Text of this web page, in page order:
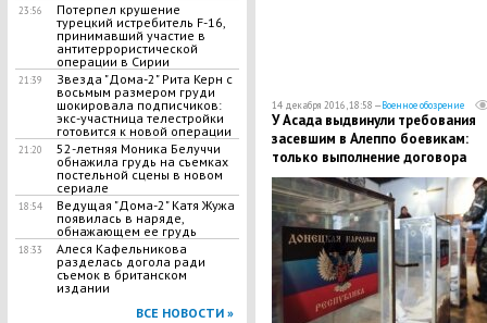
23:56
Потерпел крушение
турецкий истребитель F-16,
принимавший участие в
антитеррористической
операции в Сирии
21:39
Звезда "Дома-2" Рита Керн с
восьмым размером груди
шокировала подписчиков:
экс-участница телестройки
готовится к новой операции
21:20
52-летняя Моника Белуччи
обнажила грудь на съемках
постельной сцены в новом
сериале
18:54
Ведущая "Дома-2" Катя Жужа
появилась в наряде,
обнажающем ее грудь
18:33
Алеся Кафельникова
разделась догола ради
съемок в британском
издании
ВСЕ НОВОСТИ »
14 декабря 2016, 18:58 —Военное обозрение
У Асада выдвинули требования
засевшим в Алеппо боевикам:
только выполнение договора
позволит членам НВФ покинуть
город